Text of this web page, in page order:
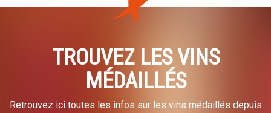
TROUVEZ LES VINS
MÉDAILLÉS
Retrouvez ici toutes les infos sur les vins médaillés depuis